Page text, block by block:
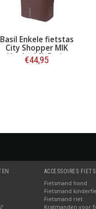
Basil Enkele
Manhattan
12L Taupe
ACCESSOIRES
Fietsmand hond
Fietsmand
Fietsmand riet
Kratmanden voor